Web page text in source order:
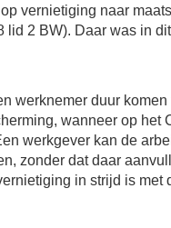
vernietiging naar
2 BW). Daar was in
werknemer duur komen
wanneer op het
werkgever kan de
zonder dat daar
in strijd is